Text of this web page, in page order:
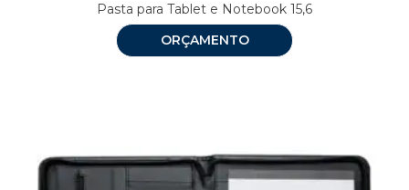
Pasta para Tablet e Notebook 15,6
ORÇAMENTO